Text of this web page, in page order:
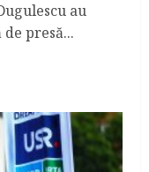
au
presă...